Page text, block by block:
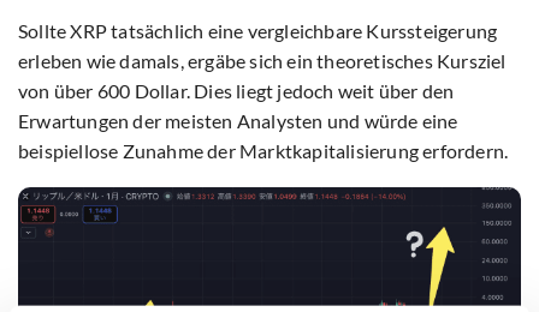
Sollte XRP tatsächlich eine vergleichbare Kurssteigerung
erleben wie damals, ergäbe sich ein theoretisches Kursziel
von über 600 Dollar. Dies liegt jedoch weit über den
Erwartungen der meisten Analysten und würde eine
beispiellose Zunahme der Marktkapitalisierung erfordern.